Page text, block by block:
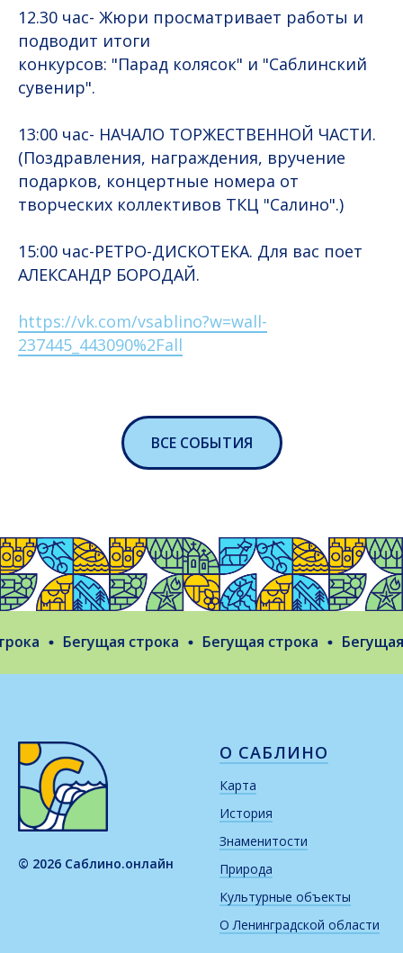
12.30 час- Жюри просматривает работы и
подводит итоги
конкурсов: "Парад колясок" и "Саблинский
сувенир".
13:00 час- НАЧАЛО ТОРЖЕСТВЕННОЙ ЧАСТИ.
(Поздравления, награждения, вручение
подарков, концертные номера от
творческих коллективов ТКЦ "Салино".)
15:00 час-РЕТРО-ДИСКОТЕКА. Для вас поет
АЛЕКСАНДР БОРОДАЙ.
https://vk.com/vsablino?w=wall-
237445_443090%2Fall
ВСЕ СОБЫТИЯ
Бегущая строка Бегущая строка Бегущая
© 2026 Саблино.онлайн
О САБЛИНО
Карта
История
Знаменитости
Природа
Культурные объекты
О Ленинградской области